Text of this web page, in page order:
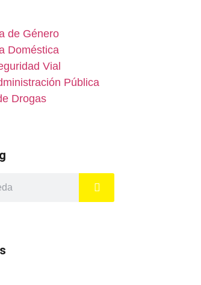
de Género
Doméstica
Vial
Pública
Drogas